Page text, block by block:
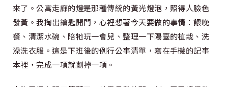
來了。公寓走廊的燈是那種傳統的黃光燈泡，照得人臉色
發黃。我掏出鑰匙開門，心裡想著今天要做的事情：餵晚
餐、清潔水碗、陪牠玩一會兒、整理一下陽臺的植栽、洗
澡洗衣服。這是下班後的例行公事清單，寫在手機的記事
本裡，完成一項就劃掉一項。